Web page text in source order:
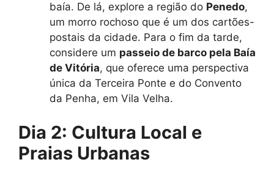
baía. De lá, explore a região do Penedo,
um morro rochoso que é um dos cartões-
postais da cidade. Para o fim da tarde,
considere um passeio de barco pela Baía
de Vitória, que oferece uma perspectiva
única da Terceira Ponte e do Convento
da Penha, em Vila Velha.
Dia 2: Cultura Local e
Praias Urbanas